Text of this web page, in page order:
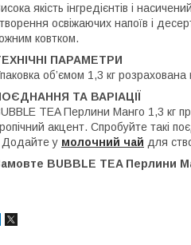
якість інгредієнтів і
освіжаючих напоїв і
ковтком.
ПАРАМЕТРИ
об’ємом 1,3 кг
ТА ВАРІАЦІЇ
TEA Перлини Манго 1,3 кг
акцент. Спробуйте такі
Додайте у молочний чай для
BUBBLE TEA Перлини